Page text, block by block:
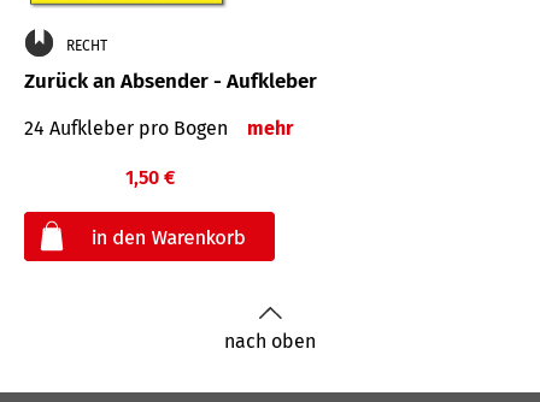
RECHT
Zurück an Absender - Aufkleber
24 Aufkleber pro Bogen mehr
1,50 €
nach oben